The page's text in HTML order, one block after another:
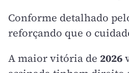
Conforme detalhado
reforçando que o
A maior vitória de 2026